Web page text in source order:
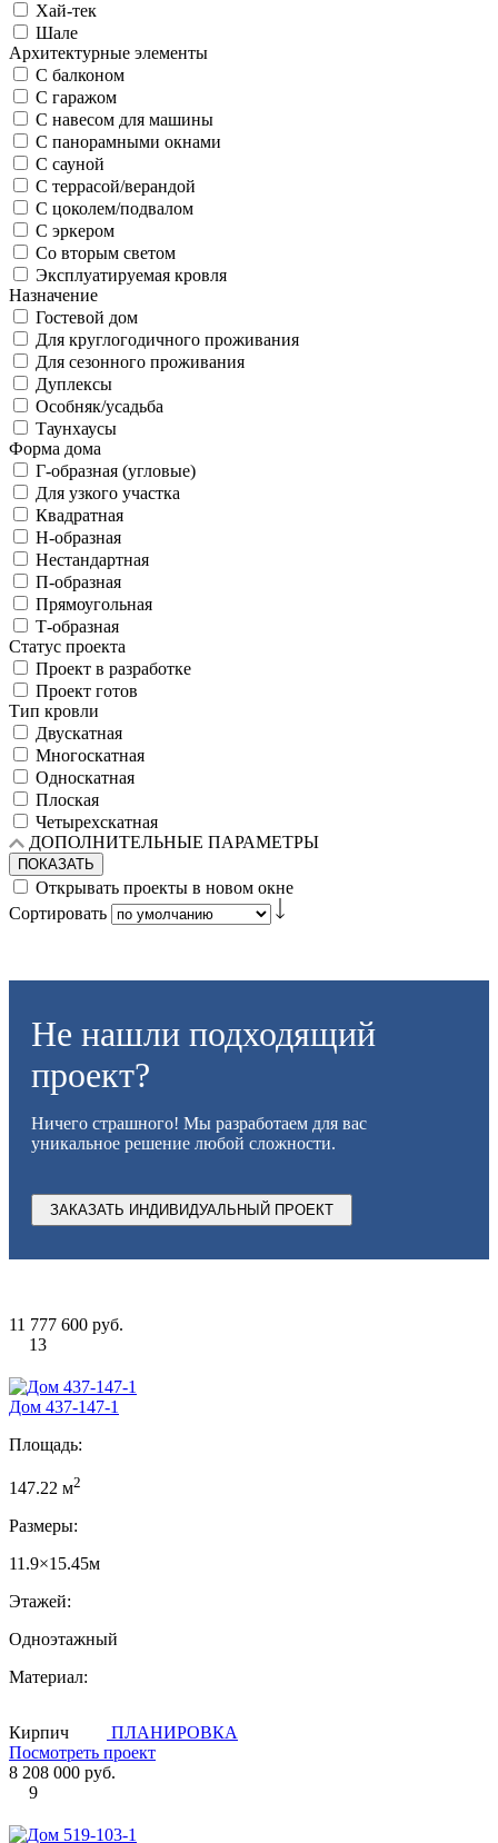
Хай-тек
Шале
Архитектурные элементы
С балконом
С гаражом
С навесом для машины
С панорамными окнами
С сауной
С террасой/верандой
С цоколем/подвалом
С эркером
Со вторым светом
Эксплуатируемая кровля
Назначение
Гостевой дом
Для круглогодичного проживания
Для сезонного проживания
Дуплексы
Особняк/усадьба
Таунхаусы
Форма дома
Г-образная (угловые)
Для узкого участка
Квадратная
Н-образная
Нестандартная
П-образная
Прямоугольная
Т-образная
Статус проекта
Проект в разработке
Проект готов
Тип кровли
Двускатная
Многоскатная
Односкатная
Плоская
Четырехскатная
ДОПОЛНИТЕЛЬНЫЕ ПАРАМЕТРЫ
ПОКАЗАТЬ
Открывать проекты в новом окне
Сортировать
Не нашли подходящий
проект?
Ничего страшного! Мы разработаем для вас
уникальное решение любой сложности.
ЗАКАЗАТЬ ИНДИВИДУАЛЬНЫЙ ПРОЕКТ
11 777 600 руб.
13
Дом 437-147-1
Площадь:
147.22 м2
Размеры:
11.9×15.45м
Этажей:
Одноэтажный
Материал:
Кирпич
ПЛАНИРОВКА
Посмотреть проект
8 208 000 руб.
9